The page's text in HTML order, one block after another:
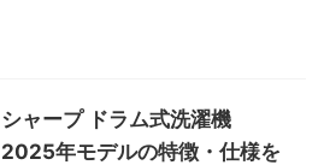
シャープ ドラム式洗濯機
2025年モデルの特徴・仕様を